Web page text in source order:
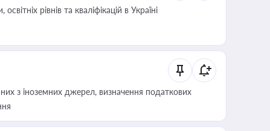
рівнів та кваліфікацій в Україні
з іноземних джерел, визначення податкових